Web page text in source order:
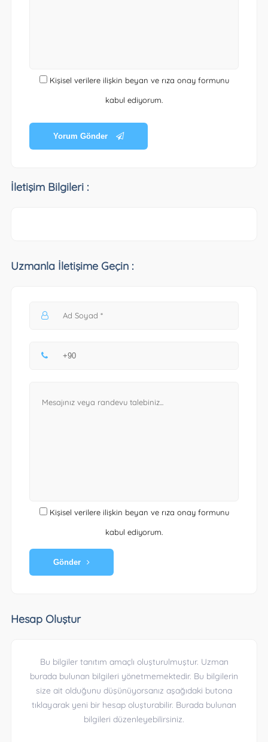
Kişisel verilere ilişkin beyan ve rıza onay formunu
kabul ediyorum.
Yorum Gönder
İletişim Bilgileri :
Uzmanla İletişime Geçin :
Kişisel verilere ilişkin beyan ve rıza onay formunu
kabul ediyorum.
Gönder
Hesap Oluştur
Bu bilgiler tanıtım amaçlı oluşturulmuştur. Uzman
burada bulunan bilgileri yönetmemektedir. Bu bilgilerin
size ait olduğunu düşünüyorsanız aşağıdaki butona
tıklayarak yeni bir hesap oluşturabilir. Burada bulunan
bilgileri düzenleyebilirsiniz.